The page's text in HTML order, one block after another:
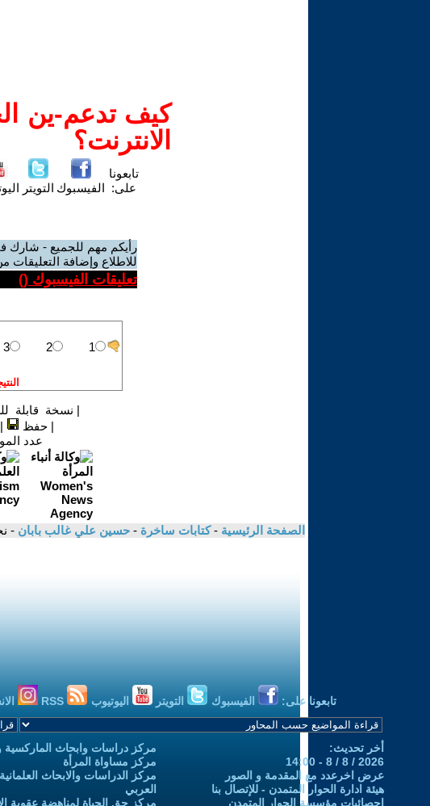
كيف تدعم-ين
الانترنت؟
تابعونا
على: الفيسبوك التويتر
رأيكم مهم للجميع - شارك
للاطلاع وإضافة التعليقات
تعليقات الفيسبوك ()
| نسخة قابلة
|حفظ |
عدد
الصفحة الرئيسية -كتابات ساخرة - حسين علي غالب بابان -
تابعونا على: الفيسبوك التويتر اليوتيوب
أخر تحديث:
2026 / 8 / 8 - 14:00
عرض اخرعدد مع المقدمة و الصور
هيئة ادارة الحوار المتمدن - للإتصال بنا
إحصائيات مؤسسة الحوار المتمدن
مركز دراسات وابحاث الماركسية
مركز مساواة المرأة
مركز الدراسات والابحاث
العربي
مركز حق الحياة لمناهضة عقوبة